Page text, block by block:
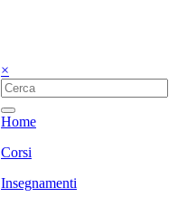
×
Home
Corsi
Insegnamenti